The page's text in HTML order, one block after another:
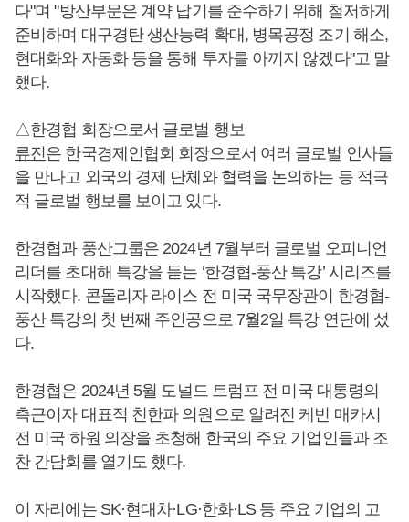
다"며 "방산부문은 계약 납기를 준수하기 위해 철저하게
준비하며 대구경탄 생산능력 확대, 병목공정 조기 해소,
현대화와 자동화 등을 통해 투자를 아끼지 않겠다"고 말
했다.
△한경협 회장으로서 글로벌 행보
류진은 한국경제인협회 회장으로서 여러 글로벌 인사들
을 만나고 외국의 경제 단체와 협력을 논의하는 등 적극
적 글로벌 행보를 보이고 있다.
한경협과 풍산그룹은 2024년 7월부터 글로벌 오피니언
리더를 초대해 특강을 듣는 ‘한경협-풍산 특강’ 시리즈를
시작했다. 콘돌리자 라이스 전 미국 국무장관이 한경협-
풍산 특강의 첫 번째 주인공으로 7월2일 특강 연단에 섰
다.
한경협은 2024년 5월 도널드 트럼프 전 미국 대통령의
측근이자 대표적 친한파 의원으로 알려진 케빈 매카시
전 미국 하원 의장을 초청해 한국의 주요 기업인들과 조
찬 간담회를 열기도 했다.
이 자리에는 SK·현대차·LG·한화·LS 등 주요 기업의 고